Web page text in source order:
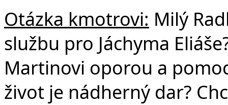
Otázka kmotrovi: Milý
službu pro Jáchyma
Martinovi oporou a
život je nádherný dar?